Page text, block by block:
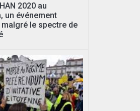
2020 au
un événement
le spectre de